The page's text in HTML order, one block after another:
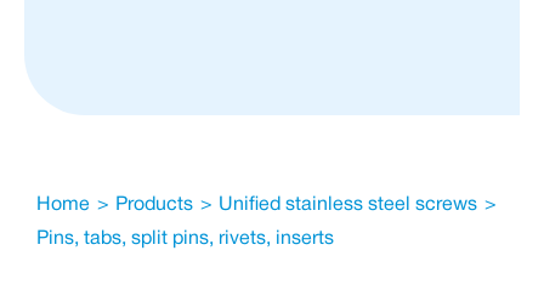
Home Products
Unified stainless steel screws
Pins, tabs, split pins, rivets, inserts